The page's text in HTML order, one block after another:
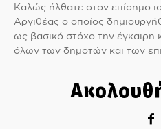
Καλώς ήλθατε στον επίσημο
Αργιθέας ο οποίος
ως βασικό στόχο την έγκαιρη
όλων των δημοτών και των